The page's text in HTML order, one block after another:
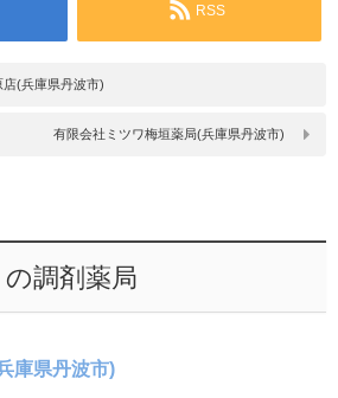
RSS
(兵庫県丹波市)
有限会社ミツワ梅垣薬局(兵庫県丹波市)
調剤薬局
庫県丹波市)